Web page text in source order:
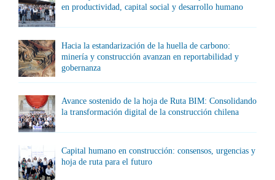
en productividad, capital social y desarrollo humano
Hacia la estandarización de la huella de carbono:
minería y construcción avanzan en reportabilidad y
gobernanza
Avance sostenido de la hoja de Ruta BIM: Consolidando
la transformación digital de la construcción chilena
Capital humano en construcción: consensos, urgencias y
hoja de ruta para el futuro